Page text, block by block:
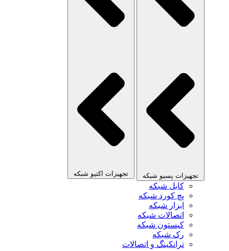
تجهیزات پسیو شبکه تجهیزات اکتیو شبکه
کابل شبکه
پچ کورد شبکه
ابزار شبکه
اتصالات شبکه
کیستون شبکه
رک شبکه
ترانکینگ و اتصالات